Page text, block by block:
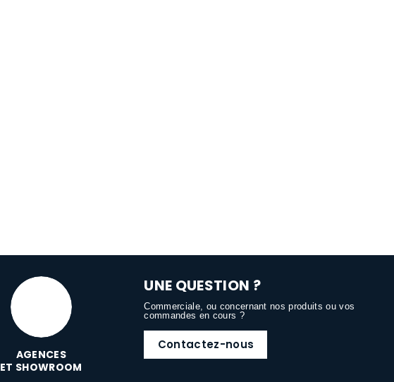
AGENCES
ET SHOWROOM
UNE QUESTION ?
Commerciale, ou concernant nos produits ou vos
commandes en cours ?
Contactez-nous